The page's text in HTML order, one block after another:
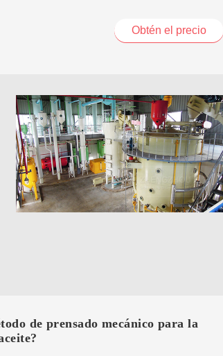
Obtén el precio
de prensado mecánico para la